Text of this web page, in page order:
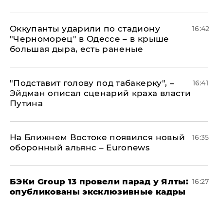
Оккупанты ударили по стадиону
"Черноморец" в Одессе – в крыше
большая дыра, есть раненые
16:42
​"Подставит голову под табакерку", –
Эйдман описал сценарий краха власти
Путина
16:41
На Ближнем Востоке появился новый
оборонный альянс – Euronews
16:35
​БЭКи Group 13 провели парад у Ялты:
опубликованы эксклюзивные кадры
16:27